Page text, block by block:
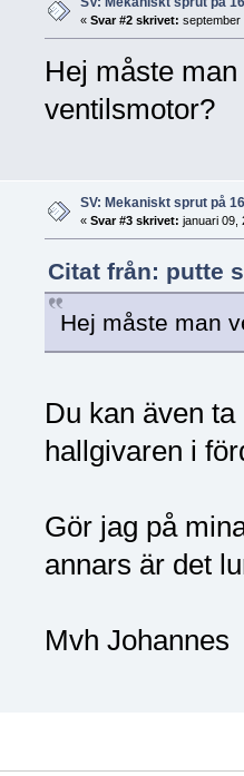
« Svar #2 skrivet: september
Hej måste
ventilsmotor?
SV: Mekaniskt sprut på
« Svar #3 skrivet: januari 09,
Citat från: putte
Hej måste man
Du kan även
hallgivaren i
Gör jag på
annars är det
Mvh Johannes